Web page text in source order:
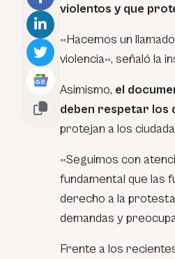
violentos y que
«Hacemos un
violencia», señaló la
Asimismo, el
deben respetar los
protejan a los
«Seguimos con
fundamental que las
derecho a la
demandas y
Frente a los